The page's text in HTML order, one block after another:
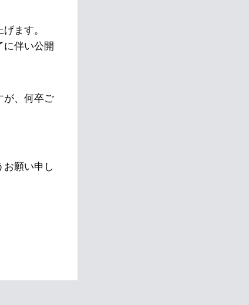
ます。
に伴い公開
が、何卒ご
お願い申し